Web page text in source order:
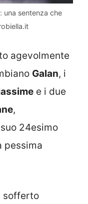
una sentenza che
agevolmente
Galan, i
e i due
,
24esimo
pessima
sofferto